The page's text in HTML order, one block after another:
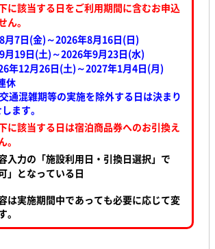
に該当する日をご利用期間に含むお申込
ん。
7日(金)～2026年8月16日(日)
19日(土)～2026年9月23日(水)
年12月26日(土)～2027年1月4日(月)
休
通混雑期等の実施を除外する日は決まり
ます。
に該当する日は宿泊商品券へのお引換え
入力の「施設利用日・引換日選択」で
」となっている日
は実施期間中であっても必要に応じて変